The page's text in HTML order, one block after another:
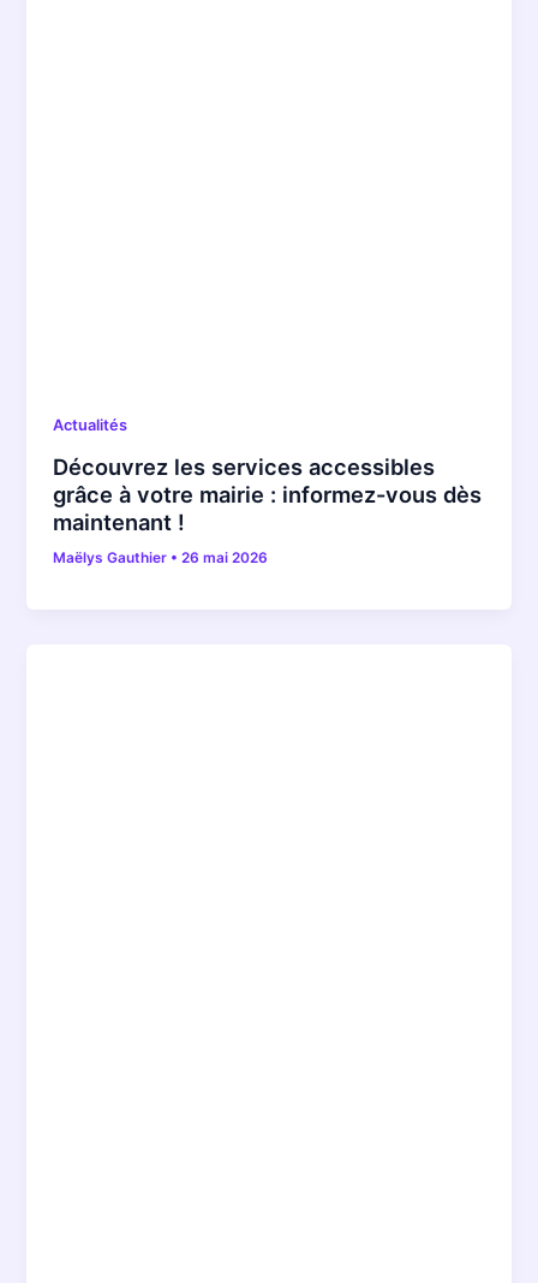
Actualités
Découvrez les services accessibles
grâce à votre mairie : informez-vous dès
maintenant !
Maëlys Gauthier •26 mai 2026